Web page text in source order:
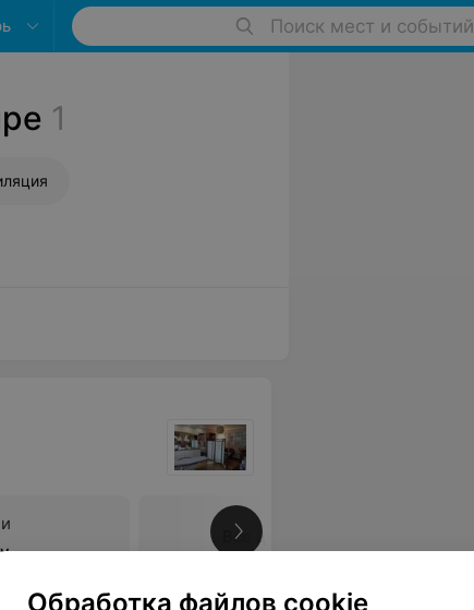
Поиск мест и событий
1
Все цены
Обработка файлов cookie